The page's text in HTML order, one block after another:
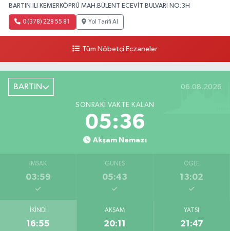
BARTIN ILI KEMERKÖPRÜ MAH.BÜLENT ECEVİT BULVARI NO:3H
0 (378) 228 55 81 Yol Tarifi Al
Tüm Nöbetçi Eczaneler
BARTIN 06.08.2026
SONRAKI VAKTE KALAN
05:35
Akşam Namazı
İMSAK
03:59
GÜNEŞ
05:43
ÖĞLE
13:02
İKINDI
16:55
AKŞAM
20:11
YATSI
21:47